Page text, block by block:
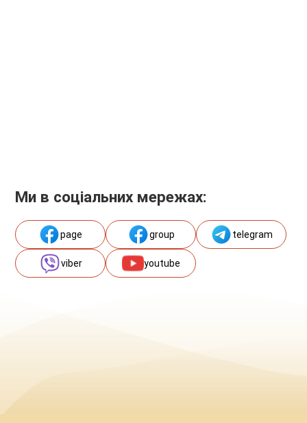
Ми в соціальних мережах:
page group telegram
viber youtube